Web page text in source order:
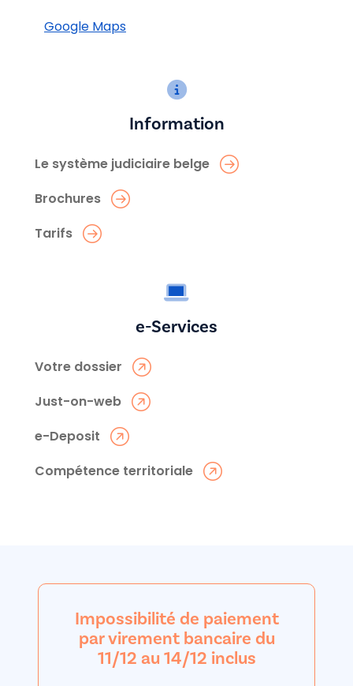
Google Maps
Information
Le système judiciaire belge
Brochures
Tarifs
e-Services
Votre dossier
Just-on-web
e-Deposit
Compétence territoriale
Impossibilité de paiement
par virement bancaire du
11/12 au 14/12 inclus